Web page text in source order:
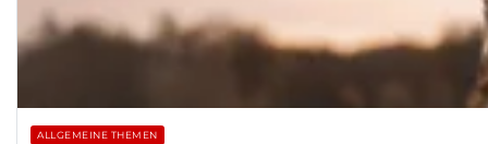
ALLGEMEINE THEMEN